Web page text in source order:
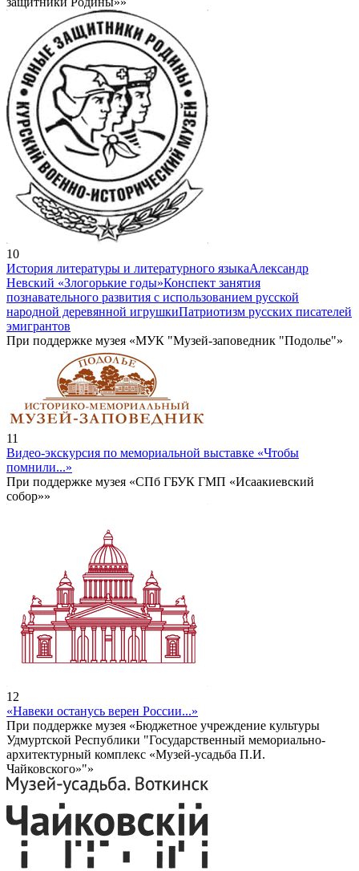
10
История литературы и литературного языкаАлександр
Невский «Злогорькие годы»Конспект занятия
познавательного развития с использованием русской
народной деревянной игрушкиПатриотизм русских писателей
эмигрантов
При поддержке музея «МУК "Музей-заповедник "Подолье"»
11
Видео-экскурсия по мемориальной выставке «Чтобы
помнили...»
При поддержке музея «СПб ГБУК ГМП «Исаакиевский
собор»»
12
«Навеки останусь верен России...»
При поддержке музея «Бюджетное учреждение культуры
Удмуртской Республики "Государственный мемориально-
архитектурный комплекс «Музей-усадьба П.И.
Чайковского»"»